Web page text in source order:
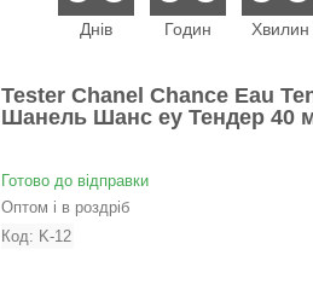
Днів Годин Хвилин
Tester Chanel Chance Eau
Шанель Шанс еу Тендер 40
Готово до відправки
Оптом і в роздріб
Код: K-12